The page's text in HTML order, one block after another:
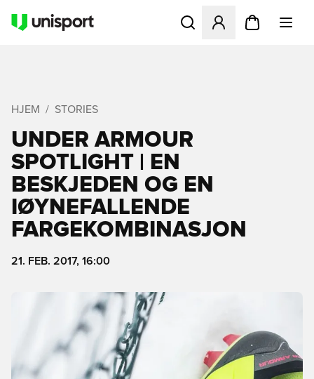
Åpner en Modal for å
HJEM STORIES
UNDER ARMOUR
SPOTLIGHT | EN
BESKJEDEN OG EN
IØYNEFALLENDE
FARGEKOMBINASJON
21. FEB. 2017, 16:00